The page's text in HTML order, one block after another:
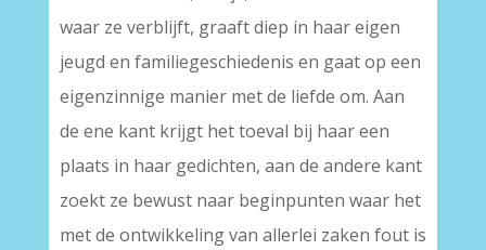
waar ze verblijft, graaft diep in haar eigen
jeugd en familiegeschiedenis en gaat op een
eigenzinnige manier met de liefde om. Aan
de ene kant krijgt het toeval bij haar een
plaats in haar gedichten, aan de andere kant
zoekt ze bewust naar beginpunten waar het
met de ontwikkeling van allerlei zaken fout is